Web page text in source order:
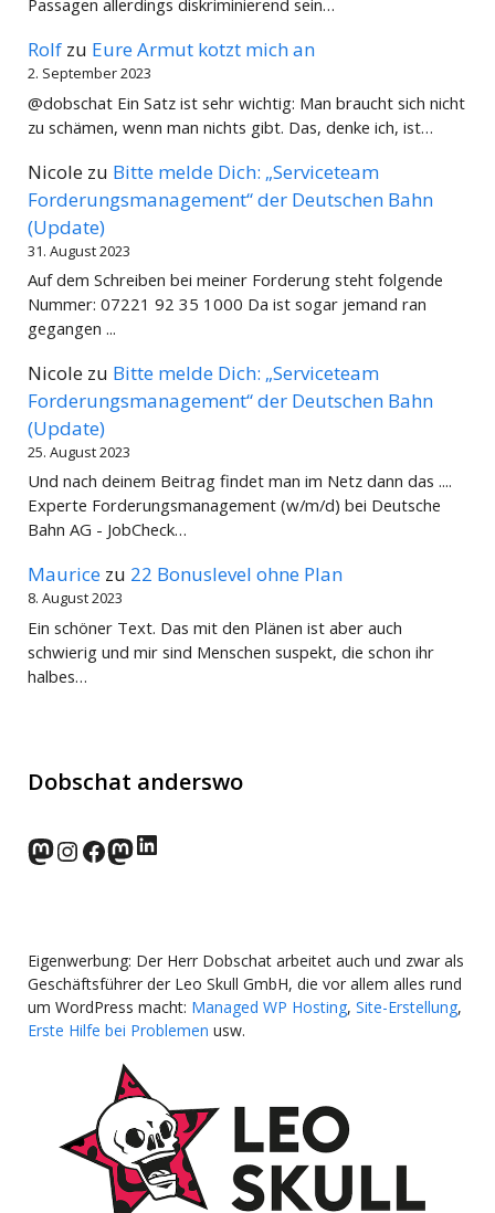
Passagen allerdings diskriminierend sein…
Rolf zu Eure Armut kotzt mich an
2. September 2023
@dobschat Ein Satz ist sehr wichtig: Man braucht sich nicht
zu schämen, wenn man nichts gibt. Das, denke ich, ist…
Nicole zu Bitte melde Dich: „Serviceteam
Forderungsmanagement“ der Deutschen Bahn
(Update)
31. August 2023
Auf dem Schreiben bei meiner Forderung steht folgende
Nummer: 07221 92 35 1000 Da ist sogar jemand ran
gegangen ...
Nicole zu Bitte melde Dich: „Serviceteam
Forderungsmanagement“ der Deutschen Bahn
(Update)
25. August 2023
Und nach deinem Beitrag findet man im Netz dann das ....
Experte Forderungsmanagement (w/m/d) bei Deutsche
Bahn AG - JobCheck…
Maurice zu 22 Bonuslevel ohne Plan
8. August 2023
Ein schöner Text. Das mit den Plänen ist aber auch
schwierig und mir sind Menschen suspekt, die schon ihr
halbes…
Dobschat anderswo
norden.social
Instagram
Facebook
wp-punks.social
LinkedIn
Eigenwerbung: Der Herr Dobschat arbeitet auch und zwar als
Geschäftsführer der Leo Skull GmbH, die vor allem alles rund
um WordPress macht: Managed WP Hosting, Site-Erstellung,
Erste Hilfe bei Problemen usw.